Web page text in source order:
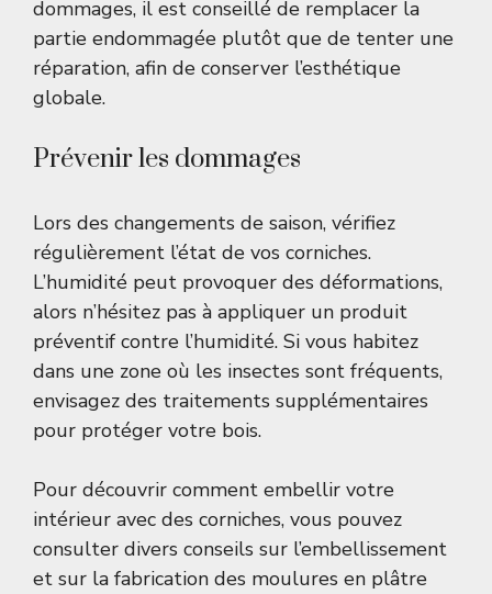
dommages, il est conseillé de remplacer la
partie endommagée plutôt que de tenter une
réparation, afin de conserver l’esthétique
globale.
Prévenir les dommages
Lors des changements de saison, vérifiez
régulièrement l’état de vos corniches.
L’humidité peut provoquer des déformations,
alors n’hésitez pas à appliquer un produit
préventif contre l’humidité. Si vous habitez
dans une zone où les insectes sont fréquents,
envisagez des traitements supplémentaires
pour protéger votre bois.
Pour découvrir comment embellir votre
intérieur avec des corniches, vous pouvez
consulter divers conseils sur l’embellissement
et sur la fabrication des moulures en plâtre